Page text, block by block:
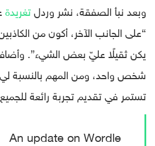
وبعد نبأ الصفقة، نشر وردلتغريدة
“على الجانب الآخر، أكون من
يكن ثقيلًا عليّ بعض الشيء”.
تستمر في تقديم تجربة رائعة
An update on Wordle